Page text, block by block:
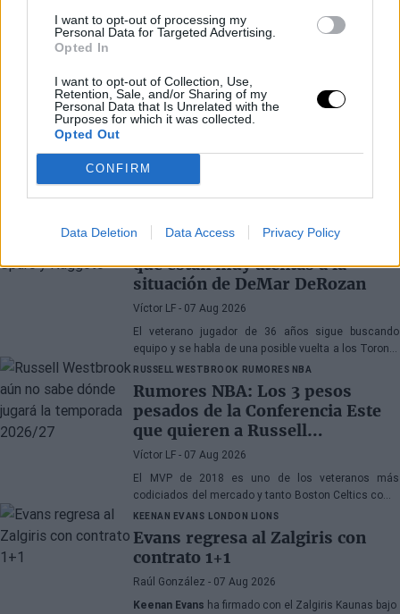
I want to opt-out of processing my
Personal Data for Targeted Advertising.
Opted In
I want to opt-out of Collection, Use,
Retention, Sale, and/or Sharing of my
Personal Data that Is Unrelated with the
Purposes for which it was collected.
Opted Out
CONFIRM
Data Deletion Data Access Privacy Policy
Últimos artículos
Rumores NBA: Las 3 franquicias
que están muy atentas a la
situación de DeMar DeRozan
Víctor LF - 07 Aug 2026
El veterano jugador de 36 años sigue buscando
equipo y se habla de una posible vuelta a los Toronto
Raptors o San Antonio Spurs, mientras Denver
Nuggets también forma parte de la ecuación
RUSSELL WESTBROOK RUMORES NBA
Rumores NBA: Los 3 pesos
pesados de la Conferencia Este
que quieren a Russell
Westbrook
Víctor LF - 07 Aug 2026
El MVP de 2018 es uno de los veteranos más
codiciados del mercado y tanto Boston Celtics como
Cleveland Cavaliers y Detroit Pistons estarían
interesados en hacerse con sus servicios
KEENAN EVANS LONDON LIONS
Evans regresa al Zalgiris con
contrato 1+1
Raúl González - 07 Aug 2026
Keenan Evans ha firmado con el Zalgiris Kaunas bajo